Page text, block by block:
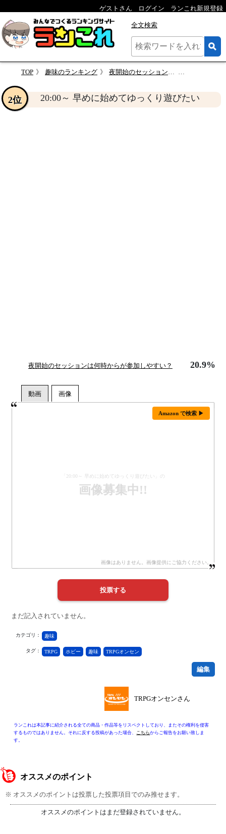
ゲストさん ログイン ランこれ新規登録
全文検索
TOP 趣味のランキング 夜開始のセッションは何時からが参加しやすい？
20:00～ 早めに始めてゆっくり遊びたい
2位
夜開始のセッションは何時からが参加しやすい？ 20.9%
Amazon で検索 ▶
「20:00～ 早めに始めてゆっくり遊びたい」の
画像募集中!!
まだ記入されていません。
カテゴリ： 趣味
タグ： TRPG ホビー 趣味 TRPGオンセン
編集
TRPGオンセンさん
ランこれは本記事に紹介される全ての商品・作品等をリスペクトしており、またその権利を侵害
するものではありません。それに反する投稿があった場合、 こちらからご報告をお願い致しま
す。
オススメのポイント
※ オススメのポイントは投票した投票項目でのみ推せます。
オススメのポイントはまだ登録されていません。